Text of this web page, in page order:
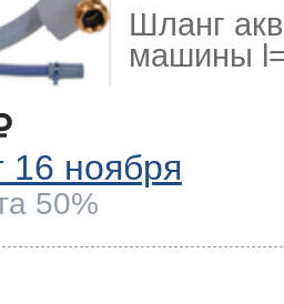
Шланг
машины
16 ноября
50%